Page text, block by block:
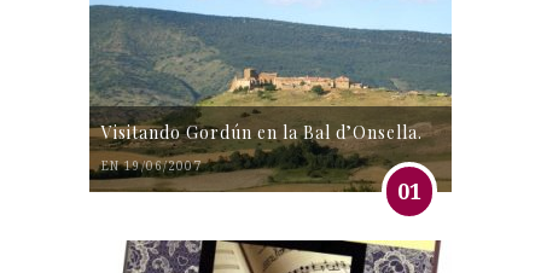
Visitando Gordún en la Bal d’Onsella.
EN 19/06/2007
01